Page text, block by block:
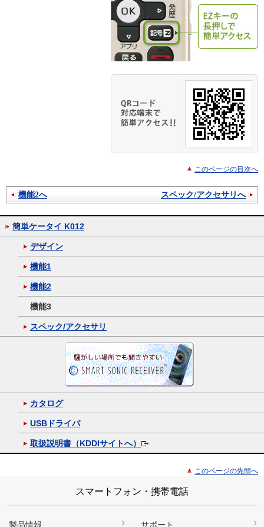
このページの目次へ
スペック/アクセサリへ
機能2へ
簡単ケータイ K012
デザイン
機能1
機能2
機能3
スペック/アクセサリ
カタログ
USBドライバ
取扱説明書（KDDIサイトへ）
このページの先頭へ
スマートフォン・携帯電話
製品情報 サポート